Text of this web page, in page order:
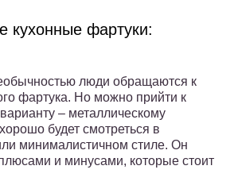
кухонные фартуки:
люди обращаются к
фартука. Но можно прийти к
– металлическому
будет смотреться в
минималистичном стиле. Он
и минусами, которые стоит